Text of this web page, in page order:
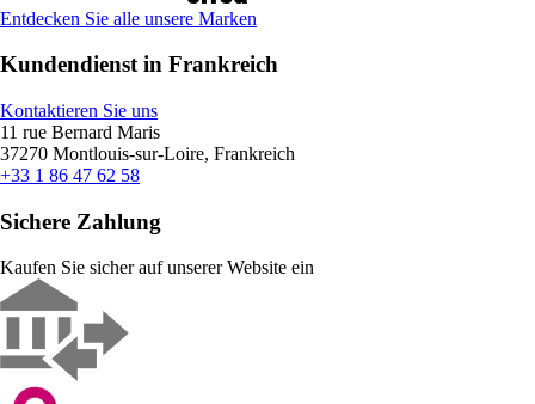
Entdecken Sie alle unsere Marken
Kundendienst in Frankreich
Kontaktieren Sie uns
11 rue Bernard Maris
37270 Montlouis-sur-Loire, Frankreich
+33 1 86 47 62 58
Sichere Zahlung
Kaufen Sie sicher auf unserer Website ein